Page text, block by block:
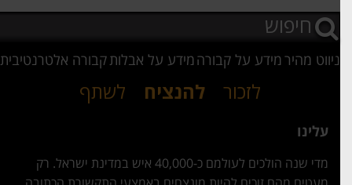
ניווט מהירמידע על קבורהמידע על אבלותקבורה אלטרנטיבית
לזכור להנציח לשתף
עלינו
מדי שנה הולכים לעולמם כ-40,000 איש במדינת ישראל. רק